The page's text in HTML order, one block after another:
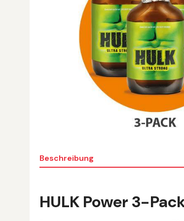
Beschreibung
HULK Power 3-